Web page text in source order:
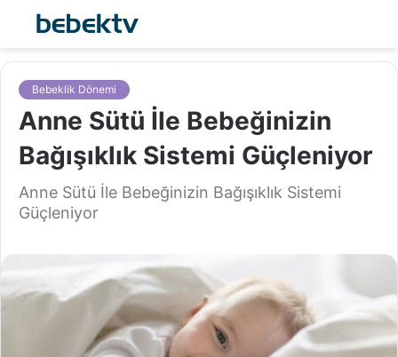
Bebeklik Dönemi
Anne Sütü İle Bebeğinizin
Bağışıklık Sistemi Güçleniyor
Anne Sütü İle Bebeğinizin Bağışıklık Sistemi
Güçleniyor